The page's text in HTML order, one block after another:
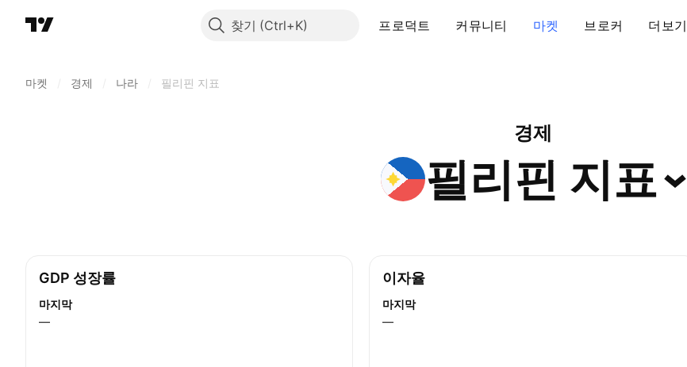
찾기 프로덕트 커뮤니티 마켓 브로커 더보기
마켓 경제 나라 필리핀 지표
경제
필리핀 지표
GDP 성장률
마지막
—
이자율
마지막
—